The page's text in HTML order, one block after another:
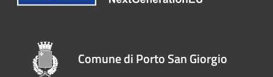
Comune di Porto San Giorgio